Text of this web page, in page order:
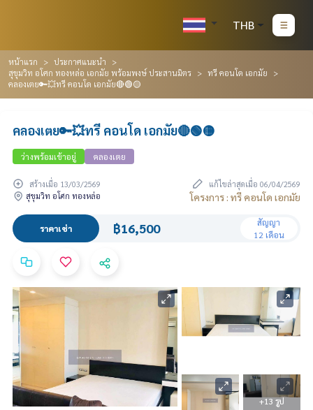
THB
หน้าแรก
ประกาศแนะนำ
สุขุมวิท อโศก ทองหล่อ เอกมัย พร้อมพงษ์ ประสานมิตร
ทรี คอนโด เอกมัย
คลองเตย🔑💥ทรี คอนโด เอกมัย🔴🟢🟡
คลองเตย🔑💥ทรี คอนโด เอกมัย🔴🟢🟡
ว่างพร้อมเข้าอยู่ คลองเตย
สร้างเมื่อ 13/03/2569
แก้ไขล่าสุดเมื่อ 06/04/2569
สุขุมวิท อโศก ทองหล่อ
โครงการ : ทรี คอนโด เอกมัย
ราคาเช่า ฿16,500
สัญญา
12 เดือน
+13 รูป